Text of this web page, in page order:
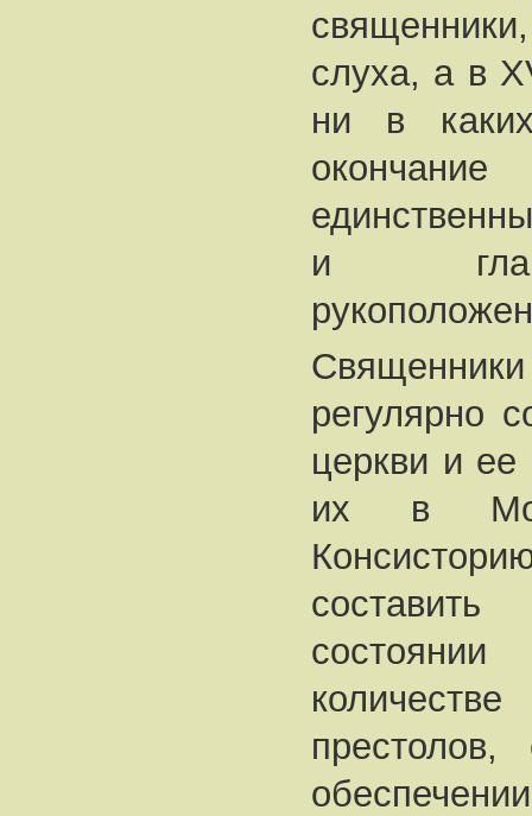
слуха, а в
ни в
и
регулярно
церкви и ее
их в